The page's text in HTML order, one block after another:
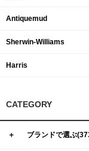
Antiquemud
Sherwin-Williams
Harris
CATEGORY
＋ ブランドで選ぶ